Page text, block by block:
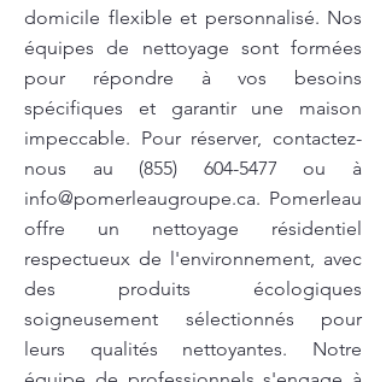
domicile flexible et personnalisé. Nos
équipes de nettoyage sont formées
pour répondre à vos besoins
spécifiques et garantir une maison
impeccable. Pour réserver, contactez-
nous au (855) 604-5477 ou à
info@pomerleaugroupe.ca. Pomerleau
offre un nettoyage résidentiel
respectueux de l'environnement, avec
des produits écologiques
soigneusement sélectionnés pour
leurs qualités nettoyantes. Notre